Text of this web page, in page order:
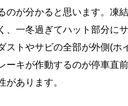
のが分かると思います。凍
、一冬過ぎてハット部分に
ストやサビの全部が外側(ホ
ーキが作動するのが停車直
があります。